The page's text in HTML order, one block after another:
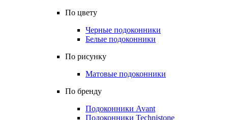
По цвету
Черные подоконники
Белые подоконники
По рисунку
Матовые подоконники
По бренду
Подоконники Avant
Подоконники Technistone